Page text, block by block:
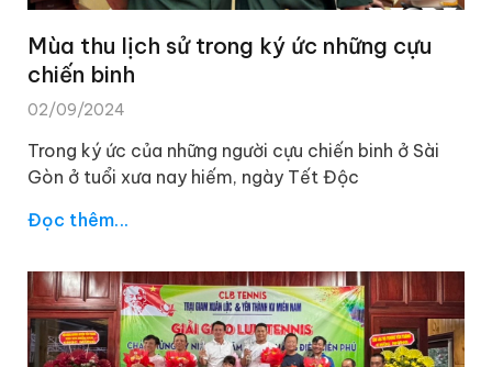
Mùa thu lịch sử trong ký ức những cựu
chiến binh
02/09/2024
Trong ký ức của những người cựu chiến binh ở Sài
Gòn ở tuổi xưa nay hiếm, ngày Tết Độc
Đọc thêm...